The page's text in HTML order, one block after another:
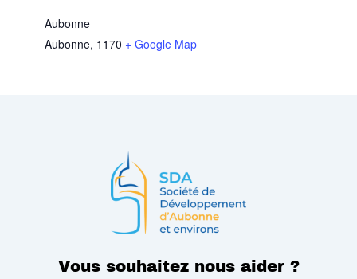
Aubonne
Aubonne, 1170 + Google Map
Vous souhaitez nous aider ?